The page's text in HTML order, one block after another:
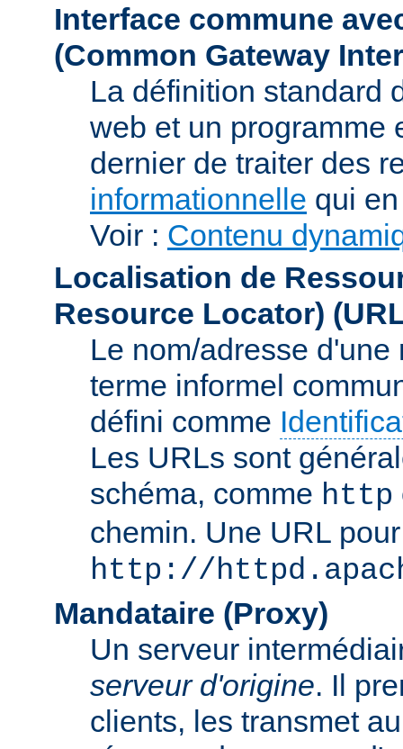
Interface commune
(Common Gateway
La définition standard
web et un programme
dernier de traiter des
informationnelle qui
Voir : Contenu
Localisation de
Resource Locator)
Le nom/adresse
terme informel
défini comme
Les URLs sont
schéma, comme http
chemin. Une URL
http://
Mandataire (Proxy)
Un serveur
serveur d'origine. Il
clients, les transmet